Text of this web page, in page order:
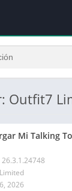
Outfit7
Mi Talking
26.3.1.24748
2026